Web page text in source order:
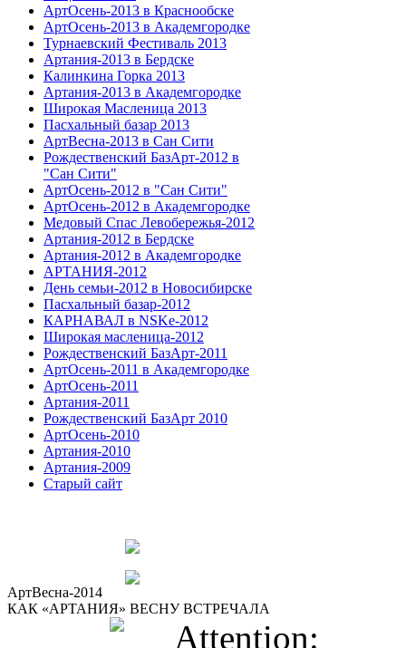
АртОсень-2013 в Краснообске
АртОсень-2013 в Академгородке
Турнаевский Фестиваль 2013
Артания-2013 в Бердске
Калинкина Горка 2013
Артания-2013 в Академгородке
Широкая Масленица 2013
Пасхальный базар 2013
АртВесна-2013 в Сан Сити
Рождественский БазАрт-2012 в
"Сан Сити"
АртОсень-2012 в "Сан Сити"
АртОсень-2012 в Академгородке
Медовый Спас Левобережья-2012
Артания-2012 в Бердске
Артания-2012 в Академгородке
АРТАНИЯ-2012
День семьи-2012 в Новосибирске
Пасхальный базар-2012
КАРНАВАЛ в NSKe-2012
Широкая масленица-2012
Рождественский БазАрт-2011
АртОсень-2011 в Академгородке
АртОсень-2011
Артания-2011
Рождественский БазАрт 2010
АртОсень-2010
Артания-2010
Артания-2009
Старый сайт
АртВесна-2014
КАК «АРТАНИЯ» ВЕСНУ ВСТРЕЧАЛА